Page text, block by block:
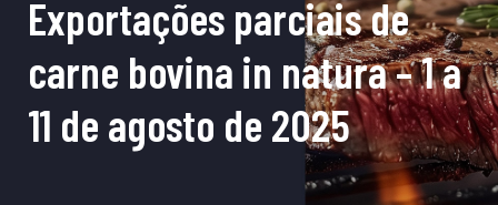
Exportações parciais de
carne bovina in natura – 1 a
11 de agosto de 2025